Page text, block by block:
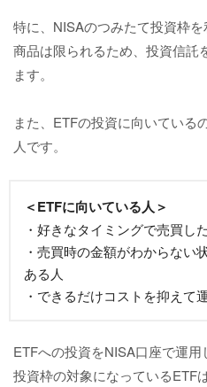
特に、NISAのつみたて投資枠
商品は限られるため、投資信託
ます。
また、ETFの投資に向いている
人です。
＜ETFに向いている人＞
・好きなタイミングで売買し
・売買時の金額がわからない
ある人
・できるだけコストを抑えて
ETFへの投資をNISA口座で運
投資枠の対象になっているETF